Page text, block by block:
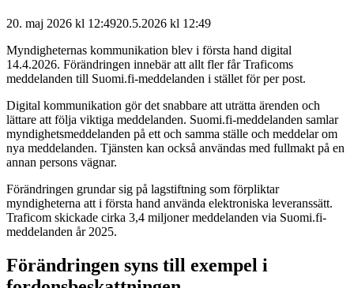
20. maj 2026 kl 12:4920.5.2026 kl 12:49
Myndigheternas kommunikation blev i första hand digital
14.4.2026. Förändringen innebär att allt fler får Traficoms
meddelanden till Suomi.fi-meddelanden i stället för per post.
Digital kommunikation gör det snabbare att uträtta ärenden och
lättare att följa viktiga meddelanden. Suomi.fi-meddelanden samlar
myndighetsmeddelanden på ett och samma ställe och meddelar om
nya meddelanden. Tjänsten kan också användas med fullmakt på en
annan persons vägnar.
Förändringen grundar sig på lagstiftning som förpliktar
myndigheterna att i första hand använda elektroniska leveranssätt.
Traficom skickade cirka 3,4 miljoner meddelanden via Suomi.fi-
meddelanden år 2025.
Förändringen syns till exempel i